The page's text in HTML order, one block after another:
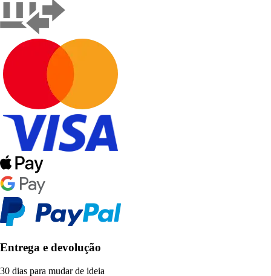
Entrega e devolução
30 dias para mudar de ideia